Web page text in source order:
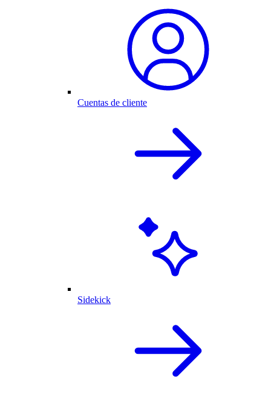
Cuentas de cliente
Sidekick